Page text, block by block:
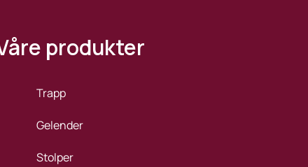
produkter
Trapp
Gelender
Stolper